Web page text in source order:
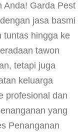
Anda! Garda Pest
jasa basmi
tuntas hingga ke
tawon
tetapi juga
keluarga
profesional dan
yang
Penanganan